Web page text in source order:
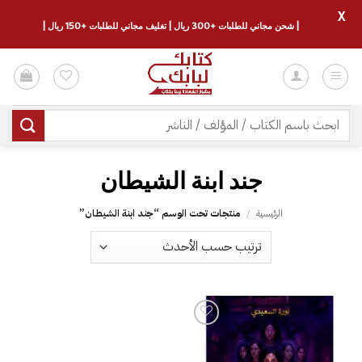
للمحتوى
البحث
عن:
الرئيسية / منتجات تحت الوسم “‎جند ابنة الشيطان‎”
إضافة
| شحن مجاني للطلبات +300 ريال | تغليف مجاني للطلبات +150 ريال |
X